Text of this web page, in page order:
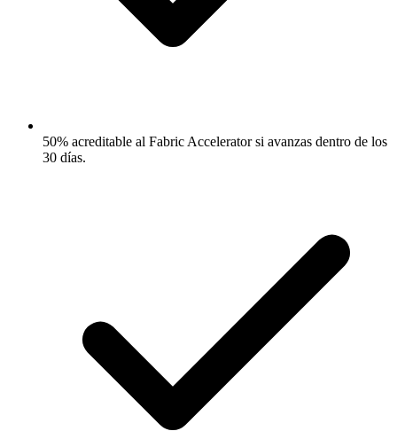
50% acreditable al Fabric Accelerator si avanzas dentro de los
30 días.